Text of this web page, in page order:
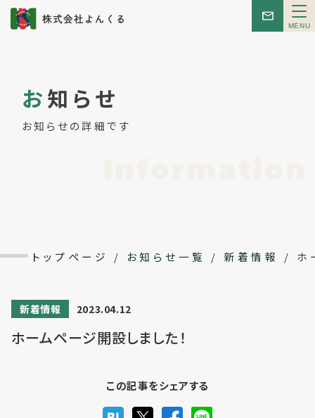
メ
ニ
利用までの流れ・利用料金
お知らせ
お知らせの詳細です
トップページ / お知らせ一覧 / 新着情報 / ホ
新着情報 2023.04.12
ホームページ開設しました！
この記事をシェアする